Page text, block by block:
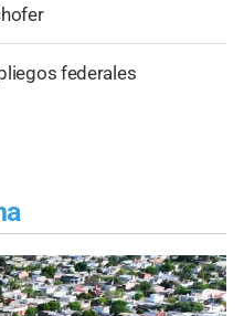
federales